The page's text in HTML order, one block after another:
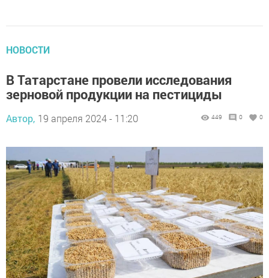
НОВОСТИ
В Татарстане провели исследования
зерновой продукции на пестициды
Автор, 19 апреля 2024 - 11:20 449 0 0